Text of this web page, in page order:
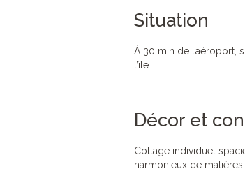
Situation
À 30 min de l’aéroport,
l’île.
Décor et
Cottage individuel
harmonieux de